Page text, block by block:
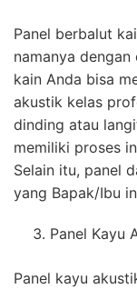
Panel berbalut
namanya
kain Anda bisa
akustik kelas
dinding atau
memiliki proses
Selain itu, panel
yang Bapak/Ibu
Panel Kayu
Panel kayu